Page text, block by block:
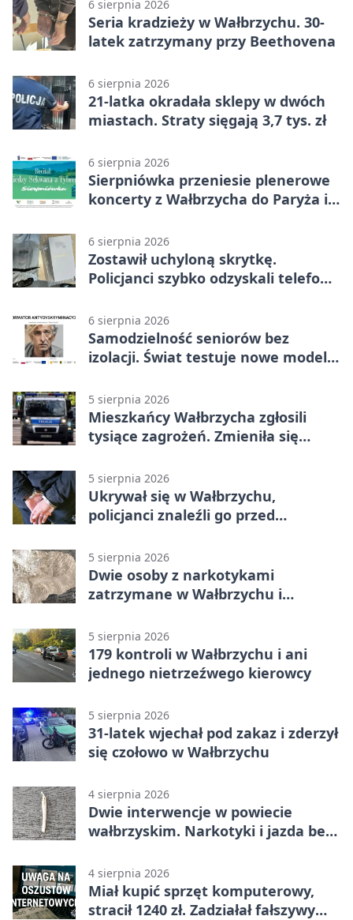
6 sierpnia 2026
Seria kradzieży w Wałbrzychu. 30-
latek zatrzymany przy Beethovena
6 sierpnia 2026
21-latka okradała sklepy w dwóch
miastach. Straty sięgają 3,7 tys. zł
6 sierpnia 2026
Sierpniówka przeniesie plenerowe
koncerty z Wałbrzycha do Paryża i
6 sierpnia 2026
Zostawił uchyloną skrytkę.
Policjanci szybko odzyskali telefon
6 sierpnia 2026
Samodzielność seniorów bez
izolacji. Świat testuje nowe modele
5 sierpnia 2026
Mieszkańcy Wałbrzycha zgłosili
tysiące zagrożeń. Zmieniła się
5 sierpnia 2026
Ukrywał się w Wałbrzychu,
policjanci znaleźli go przed
5 sierpnia 2026
Dwie osoby z narkotykami
zatrzymane w Wałbrzychu i
5 sierpnia 2026
179 kontroli w Wałbrzychu i ani
jednego nietrzeźwego kierowcy
5 sierpnia 2026
31-latek wjechał pod zakaz i zderzył
się czołowo w Wałbrzychu
4 sierpnia 2026
Dwie interwencje w powiecie
wałbrzyskim. Narkotyki i jazda bez
4 sierpnia 2026
Miał kupić sprzęt komputerowy,
stracił 1240 zł. Zadziałał fałszywy